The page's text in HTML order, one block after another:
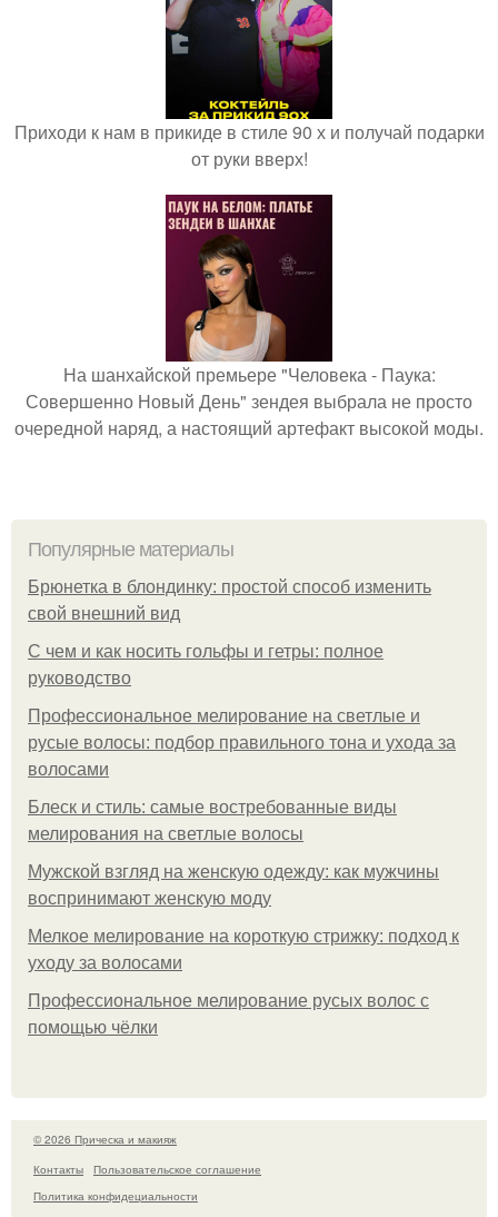
Приходи к нам в прикиде в стиле 90 х и получай подарки
от руки вверх!
На шанхайской премьере "Человека - Паука:
Совершенно Новый День" зендея выбрала не просто
очередной наряд, а настоящий артефакт высокой моды.
Популярные материалы
Брюнетка в блондинку: простой способ изменить
свой внешний вид
С чем и как носить гольфы и гетры: полное
руководство
Профессиональное мелирование на светлые и
русые волосы: подбор правильного тона и ухода за
волосами
Блеск и стиль: самые востребованные виды
мелирования на светлые волосы
Мужской взгляд на женскую одежду: как мужчины
воспринимают женскую моду
Мелкое мелирование на короткую стрижку: подход к
уходу за волосами
Профессиональное мелирование русых волос с
помощью чёлки
© 2026 Прическа и макияж
Контакты
Пользовательское соглашение
Политика конфидециальности